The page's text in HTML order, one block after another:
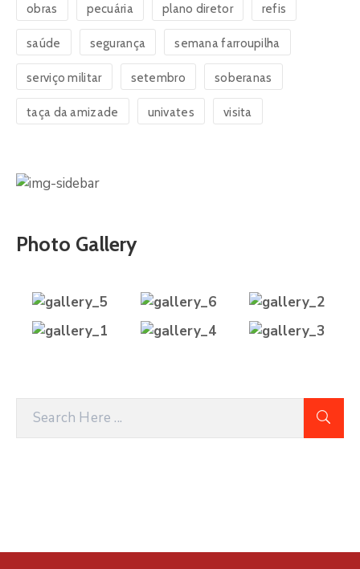
obras pecuária plano diretor refis
saúde segurança semana farroupilha
serviço militar setembro soberanas
taça da amizade univates visita
Photo Gallery